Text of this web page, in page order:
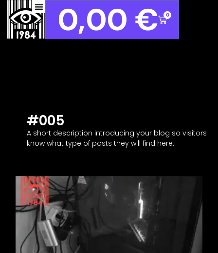
0,00 € 0
#005
A short description introducing your blog so visitors
know what type of posts they will find here.